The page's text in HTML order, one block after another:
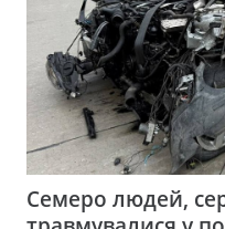
Семеро людей,